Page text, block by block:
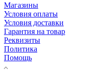
Магазины
Условия оплаты
Условия доставки
Гарантия на товар
Реквизиты
Политика
Помощь